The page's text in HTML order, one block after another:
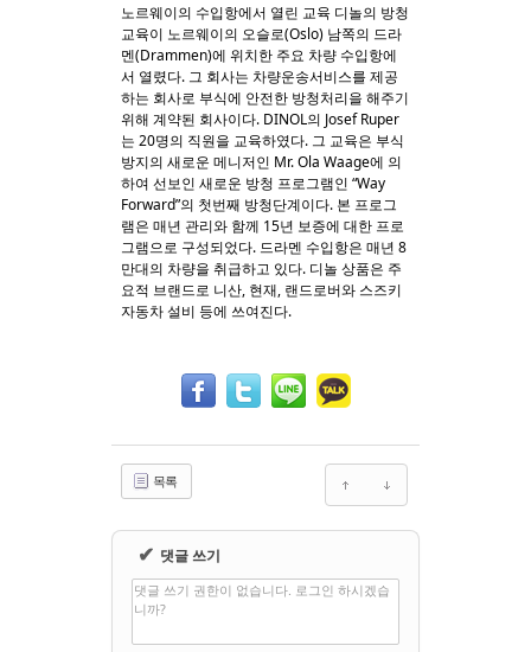
노르웨이의 수입항에서 열린 교육 디놀의 방청
교육이 노르웨이의 오슬로(Oslo) 남쪽의 드라
멘(Drammen)에 위치한 주요 차량 수입항에
서 열렸다. 그 회사는 차량운송서비스를 제공
하는 회사로 부식에 안전한 방청처리을 해주기
위해 계약된 회사이다. DINOL의 Josef Ruper
는 20명의 직원을 교육하였다. 그 교육은 부식
방지의 새로운 메니저인 Mr. Ola Waage에 의
하여 선보인 새로운 방청 프로그램인 “Way
Forward”의 첫번째 방청단계이다. 본 프로그
램은 매년 관리와 함께 15년 보증에 대한 프로
그램으로 구성되었다. 드라멘 수입항은 매년 8
만대의 차량을 취급하고 있다. 디놀 상품은 주
요적 브랜드로 니산, 현재, 랜드로버와 스즈키
자동차 설비 등에 쓰여진다.
목록
✔ 댓글 쓰기
댓글 쓰기 권한이 없습니다. 로그인 하시겠습
니까?
Sketchbook5, 스케치북5
Sketchbook5, 스케치북5